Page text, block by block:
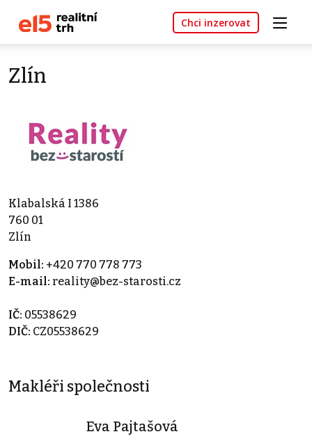
Chci inzerovat
Zlín
Klabalská I 1386
760 01
Zlín
Mobil: +420 770 778 773
E-mail: reality@bez-starosti.cz
IČ: 05538629
DIČ: CZ05538629
Makléři společnosti
Eva Pajtašová